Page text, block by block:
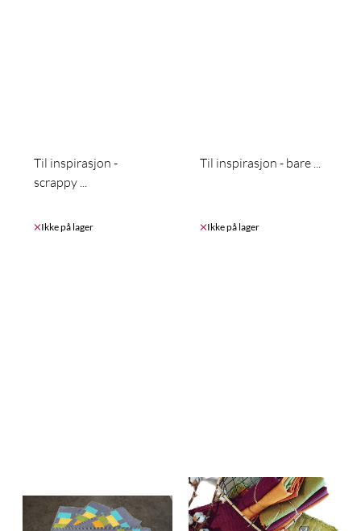
Til inspirasjon -
scrappy ...
Ikke på lager
Til inspirasjon - bare ...
Ikke på lager